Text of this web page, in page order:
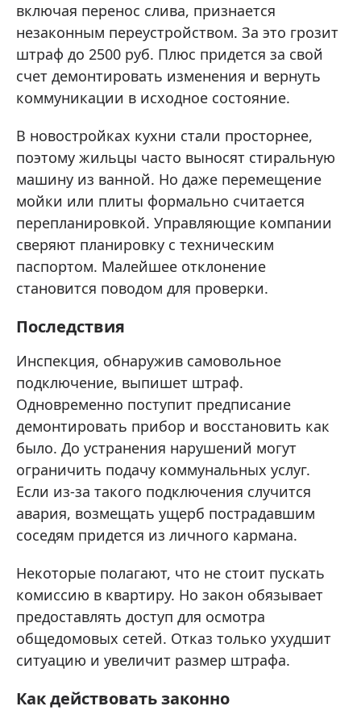
включая перенос слива, признается
незаконным переустройством. За это грозит
штраф до 2500 руб. Плюс придется за свой
счет демонтировать изменения и вернуть
коммуникации в исходное состояние.
В новостройках кухни стали просторнее,
поэтому жильцы часто выносят стиральную
машину из ванной. Но даже перемещение
мойки или плиты формально считается
перепланировкой. Управляющие компании
сверяют планировку с техническим
паспортом. Малейшее отклонение
становится поводом для проверки.
Последствия
Инспекция, обнаружив самовольное
подключение, выпишет штраф.
Одновременно поступит предписание
демонтировать прибор и восстановить как
было. До устранения нарушений могут
ограничить подачу коммунальных услуг.
Если из‑за такого подключения случится
авария, возмещать ущерб пострадавшим
соседям придется из личного кармана.
Некоторые полагают, что не стоит пускать
комиссию в квартиру. Но закон обязывает
предоставлять доступ для осмотра
общедомовых сетей. Отказ только ухудшит
ситуацию и увеличит размер штрафа.
Как действовать законно